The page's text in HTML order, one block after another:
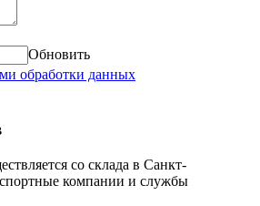
Обновить
обработки данных
со склада в Санкт-
компании и службы